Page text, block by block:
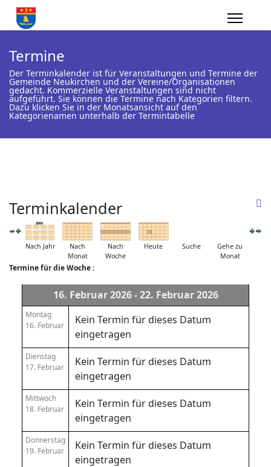
Termine
Der Terminkalender ist für Veranstaltungen und Termine der
Gemeinde Neukirchen und der Vereine/Organisationen
gedacht. Kommerzielle Veranstaltungen sind nicht
aufgeführt. Sie können die Termine nach Kategorien filtern.
Dazu klicken Sie in der Monatsansicht auf den
Kategorienamen unterhalb der Termintabelle
Terminkalender
Nach Jahr
Nach
Monat
Nach
Woche
Heute Suche
Gehe zu
Monat
Termine für die Woche :
16. Februar 2026 - 22. Februar 2026
Montag
16. Februar
Kein Termin für dieses Datum
eingetragen
Dienstag
17. Februar
Kein Termin für dieses Datum
eingetragen
Mittwoch
18. Februar
Kein Termin für dieses Datum
eingetragen
Donnerstag
19. Februar
Kein Termin für dieses Datum
eingetragen